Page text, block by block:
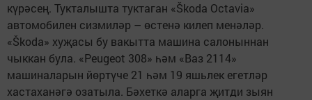
күрәсең. Тукталышта туктаган «Škoda Octavia»
автомобилен сизмиләр – өстенә килеп менәләр.
«Škoda» хуҗасы бу вакытта машина салоныннан
чыккан була. «Peugeot 308» һәм «Ваз 2114»
машиналарын йөртүче 21 һәм 19 яшьлек егетләр
хастаханәгә озатыла. Бәхеткә аларга җитди зыян